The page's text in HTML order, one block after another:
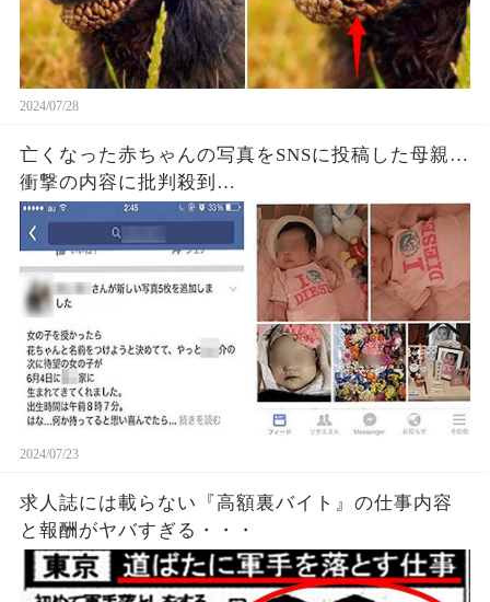
2024/07/28
亡くなった赤ちゃんの写真をSNSに投稿した母親…
衝撃の内容に批判殺到…
2024/07/23
求人誌には載らない『高額裏バイト』の仕事内容
と報酬がヤバすぎる・・・